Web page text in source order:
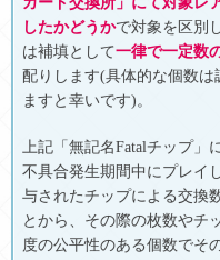
したかどうかで対象を区別
は補填として一律で一定数
配りします(具体的な個数
ますと幸いです)。
上記「無記名Fatalチップ」
不具合発生期間中にプレイ
与されたチップによる交換
とから、その際の枚数やチ
度の公平性のある個数でそ